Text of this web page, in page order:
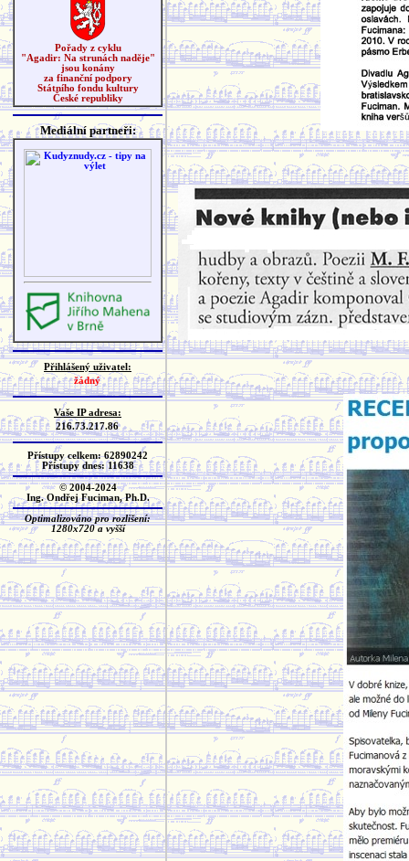
Pořady z cyklu
"Agadir: Na strunách naděje"
jsou konány
za finanční podpory
Státního fondu kultury
České republiky
Mediální partneři:
Přihlášený uživatel:
žádný
Vaše IP adresa:
216.73.217.86
Přístupy celkem: 62890242
Přístupy dnes: 11638
© 2004-2024
Ing. Ondřej Fuciman, Ph.D.
Optimalizováno pro rozlišení:
1280x720 a vyšší